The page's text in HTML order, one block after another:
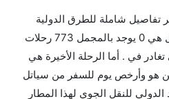
تفاصيل شاملة للطرق الدولية
والأسعار والأوقات في مكان واحد لجعل تجربتك سهلة ومريحة وإن الخطوط الجوية التي تسير رحلات بين و سياتل هي 0 يوجد بالمجمل 773 رحلات
في . أما الرحلة الأخيرة هي
هو وأرخص يوم للسفر من سياتل
الاتحاد الدولي للنقل الجوي لهذا المطار